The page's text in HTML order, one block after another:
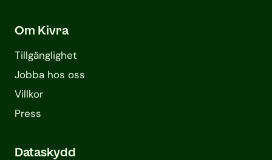
Om Kivra
Tillgänglighet
Jobba hos oss
Villkor
Press
Dataskydd